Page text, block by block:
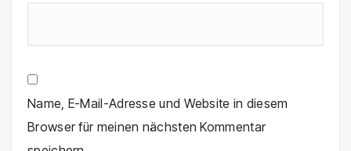
Name, E-Mail-Adresse und Website in diesem
Browser für meinen nächsten Kommentar